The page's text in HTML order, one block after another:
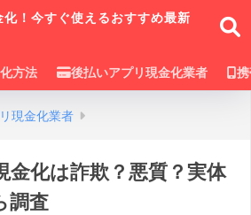
！今すぐ使えるおすすめ最新
方法 後払いアプリ現金化業者
現金化業者
金化は詐欺？悪質？実体
調査